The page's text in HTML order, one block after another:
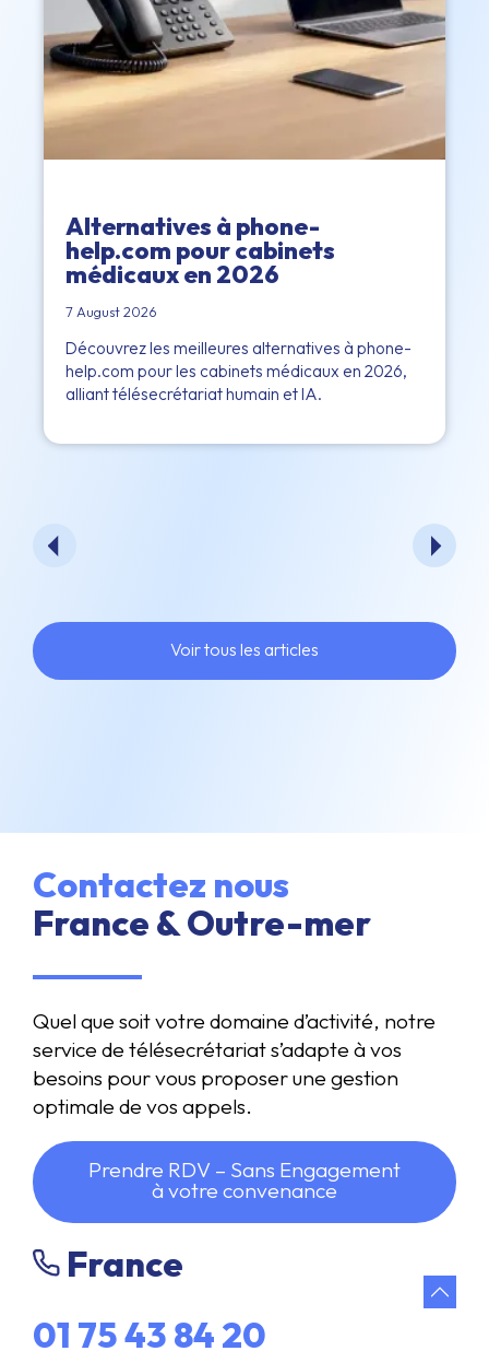
Alternatives à phone-
help.com pour cabinets
médicaux en 2026
7 August 2026
Découvrez les meilleures alternatives à phone-
help.com pour les cabinets médicaux en 2026,
alliant télésecrétariat humain et IA.
Voir tous les articles
Contactez nous
France & Outre-mer
Quel que soit votre domaine d’activité, notre
service de télésecrétariat s’adapte à vos
besoins pour vous proposer une gestion
optimale de vos appels.
Prendre RDV – Sans Engagement
à votre convenance
France
01 75 43 84 20